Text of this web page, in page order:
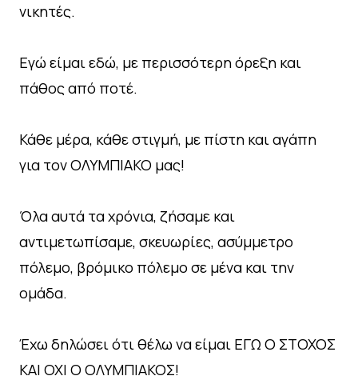
νικητές.
Εγώ είμαι εδώ, με περισσότερη όρεξη και
πάθος από ποτέ.
Κάθε μέρα, κάθε στιγμή, με πίστη και αγάπη
για τον ΟΛΥΜΠΙΑΚΟ μας!
Όλα αυτά τα χρόνια, ζήσαμε και
αντιμετωπίσαμε, σκευωρίες, ασύμμετρο
πόλεμο, βρόμικο πόλεμο σε μένα και την
ομάδα.
Έχω δηλώσει ότι θέλω να είμαι ΕΓΩ Ο ΣΤΟΧΟΣ
ΚΑΙ ΟΧΙ Ο ΟΛΥΜΠΙΑΚΟΣ!